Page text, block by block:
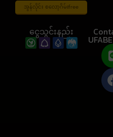
အွန်လိုင်း စလော့ဂိမ်းfree
ငွေသွင်းနည်း